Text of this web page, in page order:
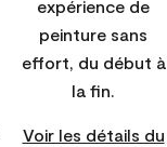
expérience de
peinture sans
effort, du début à
la fin.
Voir les détails du